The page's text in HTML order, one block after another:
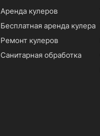
Аренда кулеров
Бесплатная аренда кулера
Ремонт кулеров
Санитарная обработка